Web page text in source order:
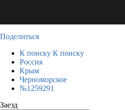
Поделиться
К поиску К поиску
Россия
Крым
Черноморское
№1259291
Заезд